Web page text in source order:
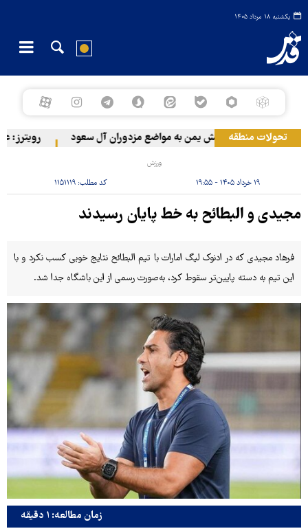
یکشنبه ۱۸ مرداد ۱۴۰۵
تحولات منطقه
حمله ارتش یمن به مواضع مزدوران آل سعود رویترز: عربستان ۸۶ درصد از موشک‌های پاتریوت خود
ورزش
۱۹ خرداد ۱۴۰۵ - ۱۹:۵۵ کد مطلب:۱۱۵۱۱۱۹
مجیدی و البطائح به خط پایان رسیدند
فرهاد مجیدی که در ادنوک لیگ امارات با تیم البطائح نتایج خوبی کسب نکرد و با
این تیم به دسته پایین‌تر سقوط کرد، به‌صورت رسمی از این باشگاه جدا شد.
زمان مطالعه: ۱ دقیقه